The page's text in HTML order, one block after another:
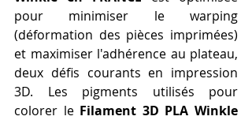
pour minimiser le warping
(déformation des pièces imprimées)
et maximiser l'adhérence au plateau,
deux défis courants en impression
3D. Les pigments utilisés pour
colorer le Filament 3D PLA Winkle